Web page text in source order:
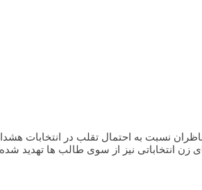
نسبت به احتمال تقلب در انتخابات
زن انتخاباتی نیز از سوی طالب ها تهدید شده